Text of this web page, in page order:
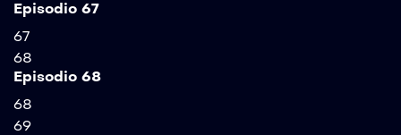
Episodio 67
67
68
Episodio 68
68
69